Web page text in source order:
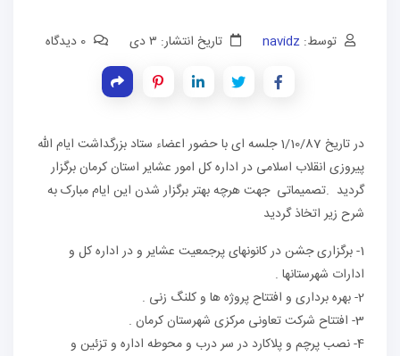
توسط:navidz تاریخ انتشار: ۳ دی 0 دیدگاه
در تاریخ 1/10/87 جلسه ای با حضور اعضاء ستاد بزرگداشت ایام الله
پیروزی انقلاب اسلامی در اداره کل امور عشایر استان کرمان برگزار
گردید .تصمیماتی جهت هرچه بهتر برگزار شدن این ایام مبارک به
شرح زیر اتخاذ گردید
1- برگزاری جشن در کانونهای پرجمعیت عشایر و در اداره کل و
ادارات شهرستانها .
2- بهره برداری و افتتاح پروژه ها و کلنگ زنی .
3- افتتاح شرکت تعاونی مرکزی شهرستان کرمان .
4- نصب پرچم و پلاکارد در سر درب و محوطه اداره و تزئين و